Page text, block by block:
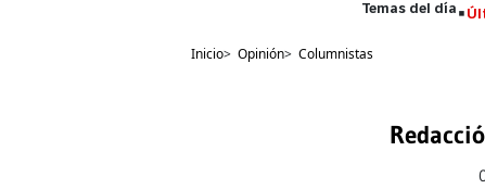
Inicio> Opinión> Columnistas